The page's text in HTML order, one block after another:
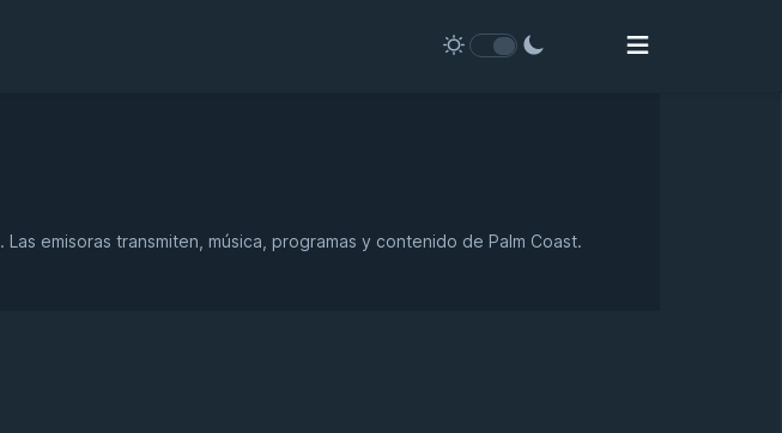
emisoras transmiten, música, programas y contenido de Palm Coast.